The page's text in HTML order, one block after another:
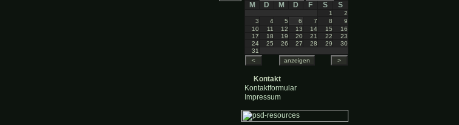
M D M D F S S
1
2
3
4 5 6 7 8
9
10
11 12 13 14 15
16
17
18 19 20 21 22
23
24
25 26 27 28 29
30
31
Kontakt
Kontaktformular
Impressum